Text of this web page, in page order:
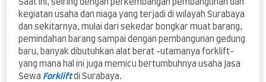
Saat ini, seiring dengan perkembangan pembangunan dan
kegiatan usaha dan niaga yang terjadi di wilayah Surabaya
dan sekitarnya, mulai dari sekedar bongkar muat barang,
pemindahan barang sampai dengan pembangunan gedung
baru, banyak dibutuhkan alat berat -utamanya forklift-
yang mana hal ini juga memicu bertumbuhnya usaha Jasa
Sewa Forkliftdi Surabaya.